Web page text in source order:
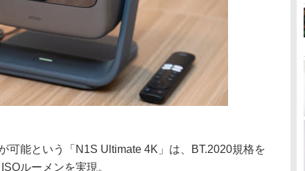
可能という「N1S Ultimate 4K」は、BT.2020規格を
ルーメンを実現。